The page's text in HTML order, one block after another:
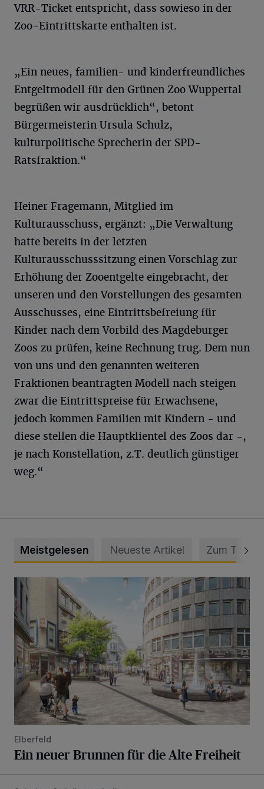
VRR-Ticket entspricht, dass sowieso in der
Zoo-Eintrittskarte enthalten ist.
„Ein neues, familien- und kinderfreundliches
Entgeltmodell für den Grünen Zoo Wuppertal
begrüßen wir ausdrücklich“, betont
Bürgermeisterin Ursula Schulz,
kulturpolitische Sprecherin der SPD-
Ratsfraktion.“
Heiner Fragemann, Mitglied im
Kulturausschuss, ergänzt: „Die Verwaltung
hatte bereits in der letzten
Kulturausschusssitzung einen Vorschlag zur
Erhöhung der Zooentgelte eingebracht, der
unseren und den Vorstellungen des gesamten
Ausschusses, eine Eintrittsbefreiung für
Kinder nach dem Vorbild des Magdeburger
Zoos zu prüfen, keine Rechnung trug. Dem nun
von uns und den genannten weiteren
Fraktionen beantragten Modell nach steigen
zwar die Eintrittspreise für Erwachsene,
jedoch kommen Familien mit Kindern - und
diese stellen die Hauptklientel des Zoos dar -,
je nach Konstellation, z.T. deutlich günstiger
weg.“
Meistgelesen Neueste Artikel Zum Thema
Ein neuer Brunnen für die Alte Freiheit
Elberfeld
Ein neuer Brunnen für die Alte Freiheit